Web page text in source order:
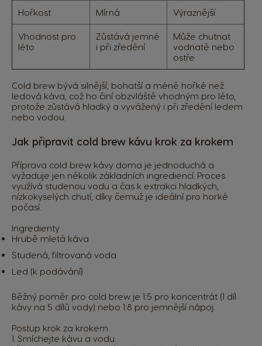
Hořkost Mírná Výraznější
Vhodnost pro
léto
Zůstává jemné
i při zředění
Může chutnat
vodnatě nebo
ostře
Cold brew bývá silnější, bohatší a méně hořké než
ledová káva, což ho činí obzvláště vhodným pro léto,
protože zůstává hladký a vyvážený i při zředění ledem
nebo vodou.
Jak připravit cold brew kávu krok za krokem
Příprava cold brew kávy doma je jednoduchá a
vyžaduje jen několik základních ingrediencí. Proces
využívá studenou vodu a čas k extrakci hladkých,
nízkokyselých chutí, díky čemuž je ideální pro horké
počasí.
Ingredienty
Hrubě mletá káva
Studená, filtrovaná voda
Led (k podávání)
Běžný poměr pro cold brew je 1:5 pro koncentrát (1 díl
kávy na 5 dílů vody) nebo 1:8 pro jemnější nápoj.
Postup krok za krokem
1. Smíchejte kávu a vodu.